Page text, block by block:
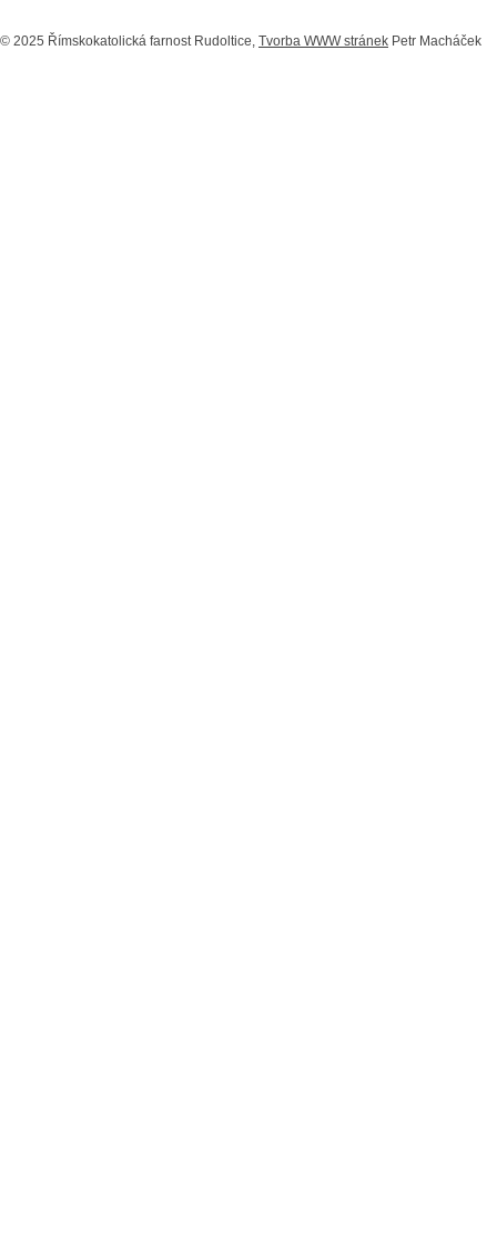
© 2025 Římskokatolická farnost Rudoltice, Tvorba WWW stránek Petr Macháček